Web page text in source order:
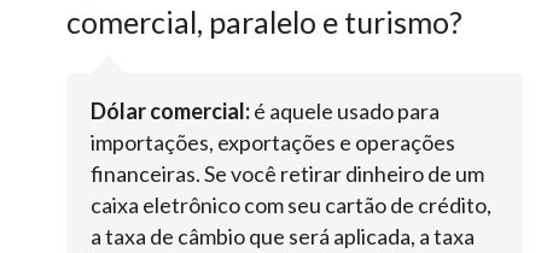
comercial, paralelo e turismo?
Dólar comercial:é aquele usado para
importações, exportações e operações
financeiras. Se você retirar dinheiro de um
caixa eletrônico com seu cartão de crédito,
a taxa de câmbio que será aplicada, a taxa